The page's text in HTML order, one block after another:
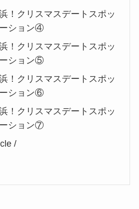
！クリスマスデートスポッ
ション④
！クリスマスデートスポッ
ション⑤
！クリスマスデートスポッ
ション⑥
！クリスマスデートスポッ
ション⑦
/